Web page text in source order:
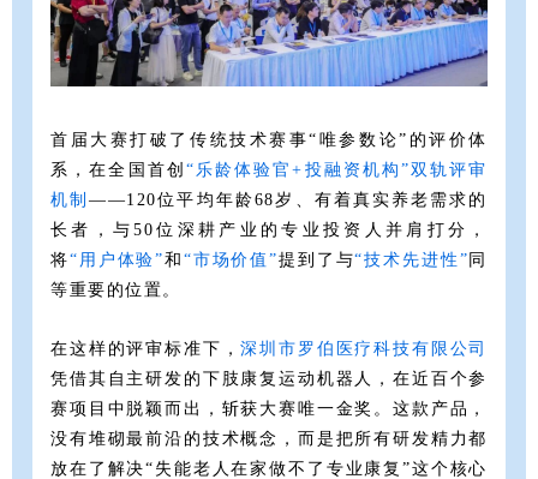
首届大赛打破了传统技术赛事“唯参数论”的评价体
系，在全国首创 “乐龄体验官+投融资机构”双轨评审
机制——120位平均年龄68岁、有着真实养老需求的
长者，与50位深耕产业的专业投资人并肩打分，
将“用户体验”和 “市场价值”提到了与“技术先进性”同
等重要的位置。
在这样的评审标准下，深圳市罗伯医疗科技有限公司
凭借其自主研发的下肢康复运动机器人，在近百个参
赛项目中脱颖而出，斩获大赛唯一金奖。这款产品，
没有堆砌最前沿的技术概念，而是把所有研发精力都
放在了解决“失能老人在家做不了专业康复”这个核心